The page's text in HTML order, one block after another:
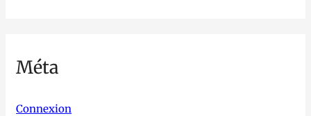
Méta
Connexion